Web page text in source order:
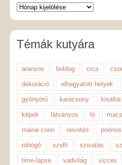
Témák kutyára
aranyos boldog cica
dekoráció elhagyatott helyek
gyönyörű karácsony kisállat
képek látványos ló
maine coon nevetés poénos
röhögő szelfi szivatás
time-lapse vadvilág vicces